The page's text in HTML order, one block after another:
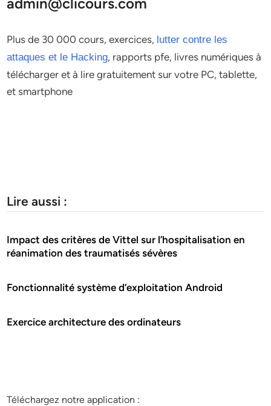
Plus de 30 000 cours, exercices, lutter contre les
attaques et le Hacking, rapports pfe, livres numériques à
télécharger et à lire gratuitement sur votre PC, tablette,
et smartphone
Lire aussi :
Impact des critères de Vittel sur l’hospitalisation en
réanimation des traumatisés sévères
Fonctionnalité système d’exploitation Android
Exercice architecture des ordinateurs
Téléchargez notre application :